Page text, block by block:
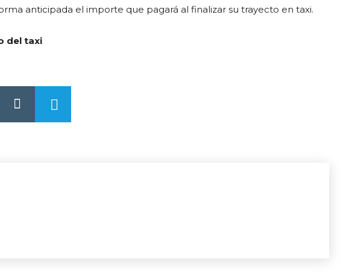
anticipada el importe que pagará al finalizar su trayecto en taxi.
del taxi